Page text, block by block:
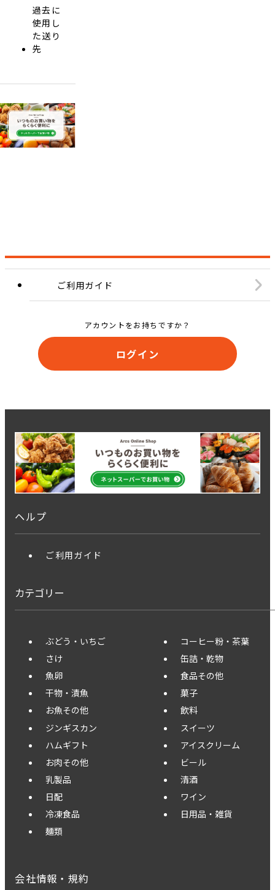
過去に
使用し
た送り
先
ご利用ガイド
アカウントをお持ちですか？
ログイン
ヘルプ
ご利用ガイド
カテゴリー
ぶどう・いちご
さけ
魚卵
干物・漬魚
お魚その他
ジンギスカン
ハムギフト
お肉その他
乳製品
日配
冷凍食品
麺類
コーヒー粉・茶葉
缶詰・乾物
食品その他
菓子
飲料
スイーツ
アイスクリーム
ビール
清酒
ワイン
日用品・雑貨
会社情報・規約